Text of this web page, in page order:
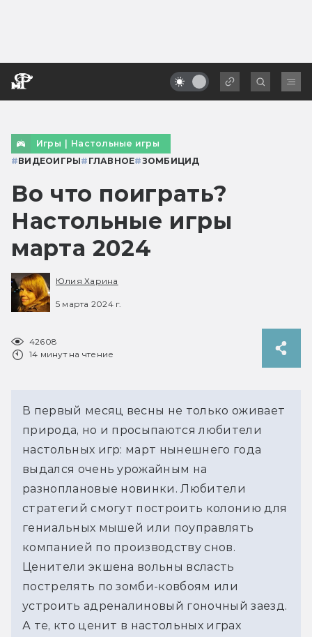
Игры | Настольные игры
#ВИДЕОИГРЫ# ГЛАВНОЕ#ЗОМБИЦИД
Во что поиграть?
Настольные игры
марта 2024
Юлия Харина
5 марта 2024 г.
42608
14 минут на чтение
В первый месяц весны не только оживает
природа, но и просыпаются любители
настольных игр: март нынешнего года
выдался очень урожайным на
разноплановые новинки. Любители
стратегий смогут построить колонию для
гениальных мышей или поуправлять
компанией по производству снов.
Ценители экшена вольны всласть
пострелять по зомби-ковбоям или
устроить адреналиновый гоночный заезд.
А те, кто ценит в настольных играх